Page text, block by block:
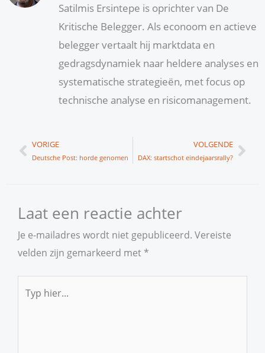
Satilmis Ersintepe is oprichter van De
Kritische Belegger. Als econoom en actieve
belegger vertaalt hij marktdata en
gedragsdynamiek naar heldere analyses en
systematische strategieën, met focus op
technische analyse en risicomanagement.
Vorige
VORIGE
Deutsche Post: horde genomen
VOLGENDE
DAX: startschot eindejaarsrally?
Laat een reactie achter
Je e-mailadres wordt niet gepubliceerd. Vereiste
velden zijn gemarkeerd met *
hier...